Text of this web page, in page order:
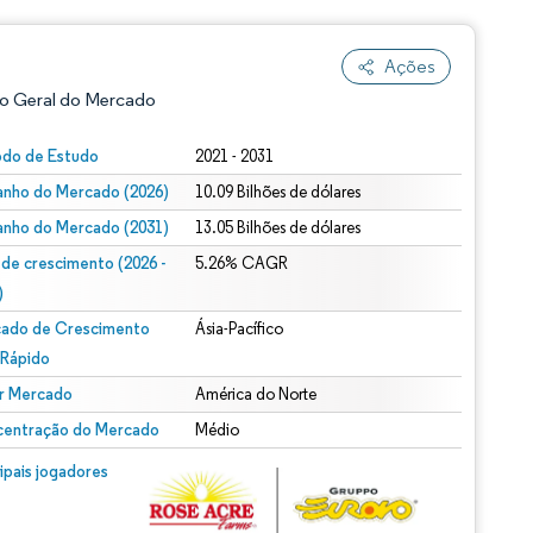
Ações
Geral do Mercado
de Estudo 2021 - 2031
do Mercado (2026) 10.09 Bilhões de dólares
do Mercado (2031) 13.05 Bilhões de dólares
de crescimento (2026 -
5.26% CAGR
de Crescimento
Ásia-Pacífico
Mercado América do Norte
do Mercado Médio
jogadores
© Mordor Intelligence. O reuso requer atribuição conforme CC BY 4.0.
conforme CC BY 4.0.